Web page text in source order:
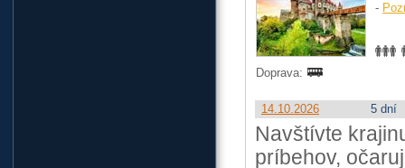
-
Doprava:
14.10.2026 5 dní
Navštívte
príbehov,